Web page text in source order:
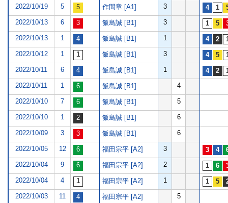
2022/10/19 5 作間章 [A1] 3
2022/10/13 6 飯島誠 [B1] 3
2022/10/13 1 飯島誠 [B1] 1
2022/10/12 1 飯島誠 [B1] 3
2022/10/11 6 飯島誠 [B1] 1
2022/10/11 1 飯島誠 [B1] 4
2022/10/10 7 飯島誠 [B1] 5
2022/10/10 1 飯島誠 [B1] 6
2022/10/09 3 飯島誠 [B1] 6
2022/10/05 12 福田宗平 [A2] 3
2022/10/04 9 福田宗平 [A2] 2
2022/10/04 4 福田宗平 [A2] 1
2022/10/03 11 福田宗平 [A2] 5